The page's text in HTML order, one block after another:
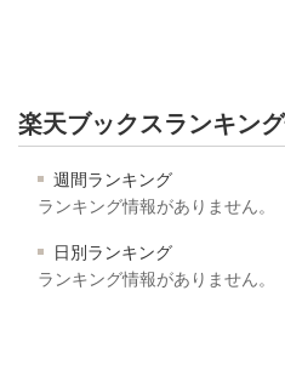
楽天ブックスランキン
週間ランキング
ランキング情報がありません。
日別ランキング
ランキング情報がありません。